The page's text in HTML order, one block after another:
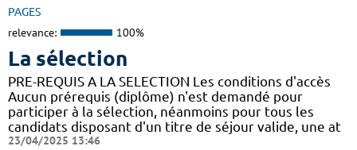
PAGES
relevance: 100%
La sélection
PRE-REQUIS A LA SELECTION Les conditions d'accès
Aucun prérequis (diplôme) n'est demandé pour
participer à la sélection, néanmoins pour tous les
candidats disposant d'un titre de séjour valide, une at
23/04/2025 13:46